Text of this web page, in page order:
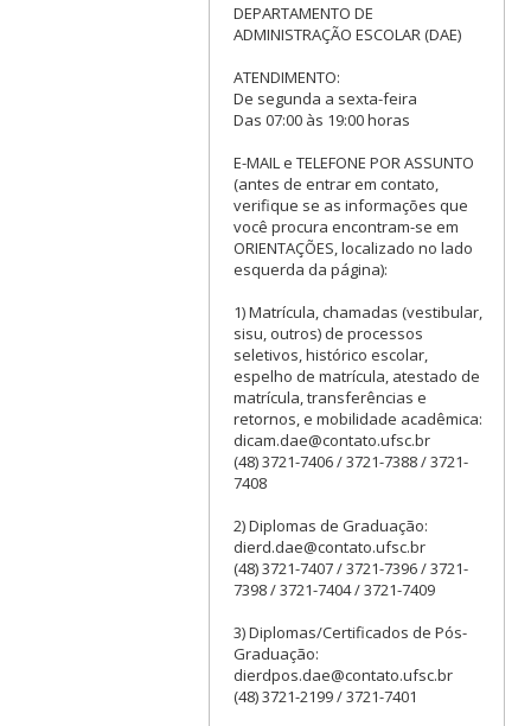
DEPARTAMENTO DE
ADMINISTRAÇÃO ESCOLAR (DAE)
ATENDIMENTO:
De segunda a sexta-feira
Das 07:00 às 19:00 horas
E-MAIL e TELEFONE POR ASSUNTO
(antes de entrar em contato,
verifique se as informações que
você procura encontram-se em
ORIENTAÇÕES, localizado no lado
esquerda da página):
1) Matrícula, chamadas (vestibular,
sisu, outros) de processos
seletivos, histórico escolar,
espelho de matrícula, atestado de
matrícula, transferências e
retornos, e mobilidade acadêmica:
dicam.dae@contato.ufsc.br
(48) 3721-7406 / 3721-7388 / 3721-
7408
2) Diplomas de Graduação:
dierd.dae@contato.ufsc.br
(48) 3721-7407 / 3721-7396 / 3721-
7398 / 3721-7404 / 3721-7409
3) Diplomas/Certificados de Pós-
Graduação:
dierdpos.dae@contato.ufsc.br
(48) 3721-2199 / 3721-7401